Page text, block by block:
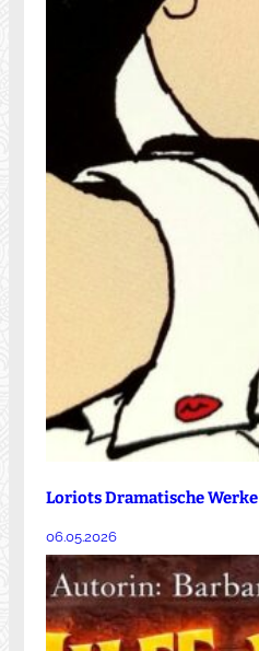
Loriots Dramatische Werke
06.05.2026